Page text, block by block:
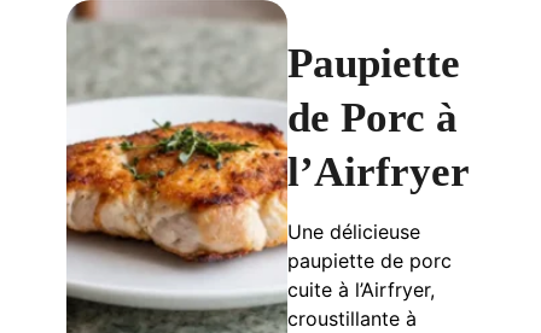
Paupiette
de Porc à
l’Airfryer
Une délicieuse
paupiette de porc
cuite à l’Airfryer,
croustillante à